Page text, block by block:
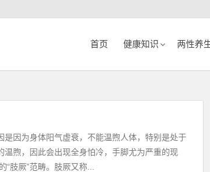
首页 健康知识 两性养
是因为身体阳气虚衰，不能温煦人体，特别是处于
温煦，因此会出现全身怕冷，手脚尤为严重的现
肢厥”范畴。肢厥又称...